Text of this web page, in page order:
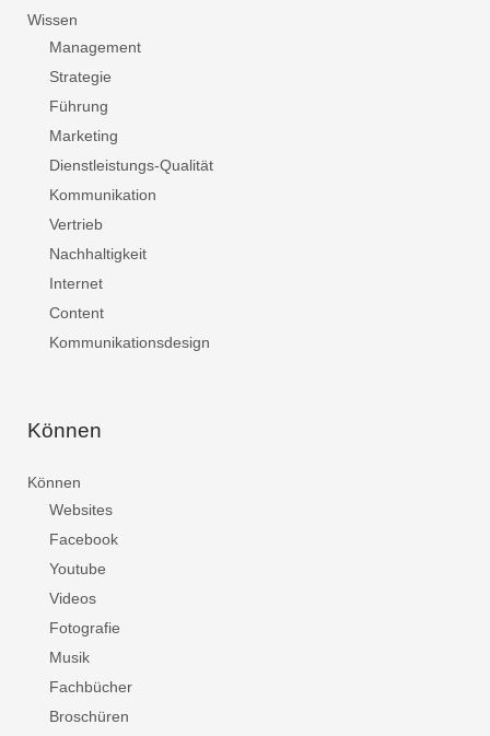
Wissen
Management
Strategie
Führung
Marketing
Dienstleistungs-Qualität
Kommunikation
Vertrieb
Nachhaltigkeit
Internet
Content
Kommunikationsdesign
Können
Können
Websites
Facebook
Youtube
Videos
Fotografie
Musik
Fachbücher
Broschüren